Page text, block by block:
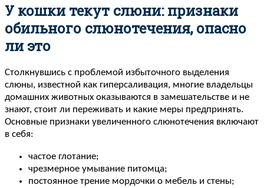
У кошки текут слюни: признаки
обильного слюнотечения, опасно
ли это
Столкнувшись с проблемой избыточного выделения
слюны, известной как гиперсаливация, многие владельцы
домашних животных оказываются в замешательстве и не
знают, стоит ли переживать и какие меры предпринять.
Основные признаки увеличенного слюнотечения включают
в себя:
частое глотание;
чрезмерное умывание питомца;
постоянное трение мордочки о мебель и стены;